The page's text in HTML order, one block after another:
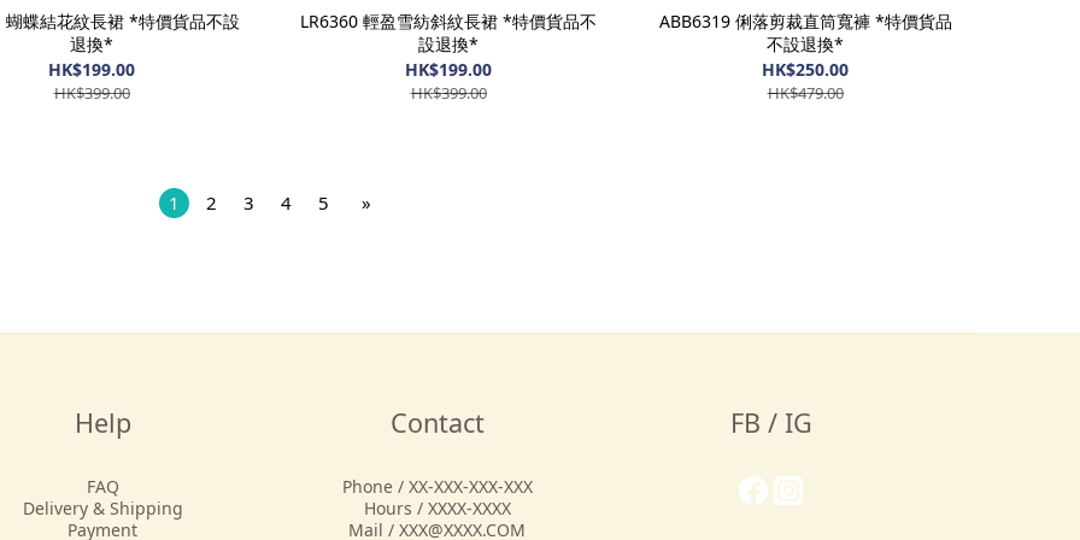
蝴蝶結花紋長裙 *特價貨品不設
退換*
HK$199.00
HK$399.00
LR6360 輕盈雪紡斜紋長裙 *特價貨品不
設退換*
HK$199.00
HK$399.00
ABB6319 俐落剪裁直筒寬褲 *特價貨品
不設退換*
HK$250.00
HK$479.00
1 2 3 4 5 »
Help
FAQ
Delivery & Shipping
Payment
Contact
Phone / XX-XXX-XXX-XXX
Hours / XXXX-XXXX
Mail / XXX@XXXX.COM
FB / IG